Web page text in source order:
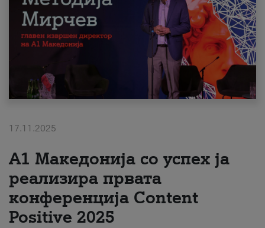
Приватни Деловни
Поддршка
Надополни кредит
#ПодобарОнлајн
17.11.2025
А1 Македонија со успех ја
реализира првата
конференција Content
Positive 2025